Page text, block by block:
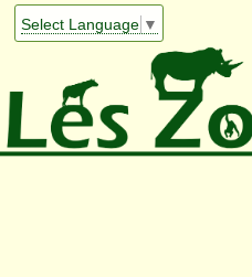
Select Language ▼